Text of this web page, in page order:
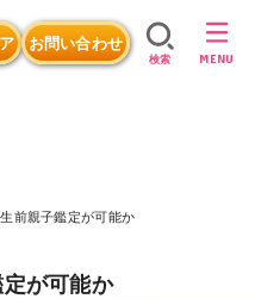
お問い合わせ
検索 MENU
前親子鑑定が可能か
が可能か